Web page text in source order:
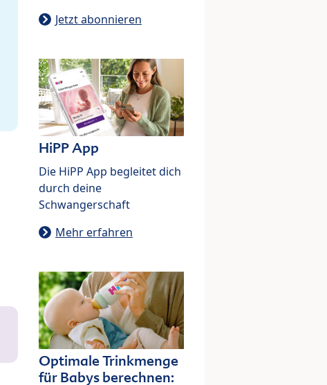
Jetzt abonnieren
HiPP App
Die HiPP App begleitet dich
durch deine
Schwangerschaft
Mehr erfahren
Optimale Trinkmenge
für Babys berechnen: